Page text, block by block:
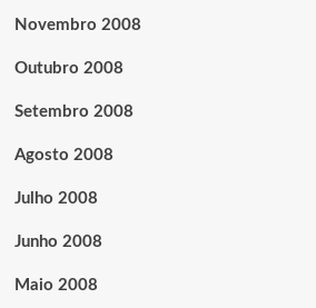
Novembro 2008
Outubro 2008
Setembro 2008
Agosto 2008
Julho 2008
Junho 2008
Maio 2008